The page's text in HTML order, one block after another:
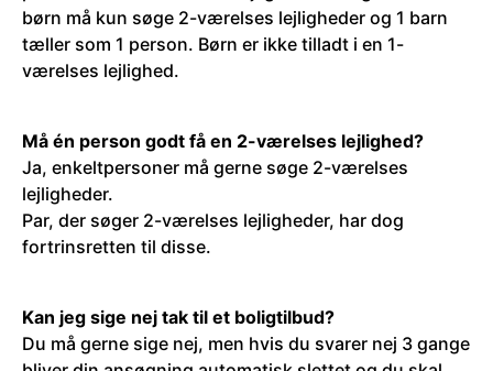
børn må kun søge 2-værelses lejligheder og 1 barn
tæller som 1 person. Børn er ikke tilladt i en 1-
værelses lejlighed.
Må én person godt få en 2-værelses lejlighed?
Ja, enkeltpersoner må gerne søge 2-værelses
lejligheder.
Par, der søger 2-værelses lejligheder, har dog
fortrinsretten til disse.
Kan jeg sige nej tak til et boligtilbud?
Du må gerne sige nej, men hvis du svarer nej 3 gange